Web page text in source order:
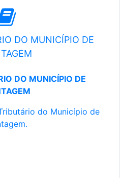
DO MUNICÍPIO DE
DO MUNICÍPIO DE
do Município de